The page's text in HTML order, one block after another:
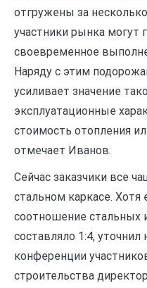
отгружены за
участники рынка могут
своевременное
Наряду с этим
усиливает значение
эксплуатационные
стоимость отопления
отмечает Иванов.
Сейчас заказчики все
стальном каркасе. Хотя
соотношение
составляло 1:4,
конференции
строительства